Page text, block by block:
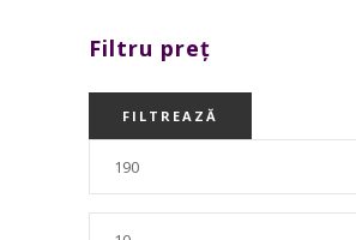
Filtru preț
FILTREAZĂ